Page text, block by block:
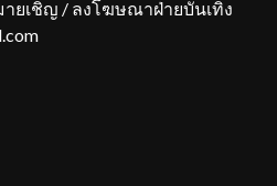
ยเชิญ / ลงโฆษณาฝ่ายบันเทิง